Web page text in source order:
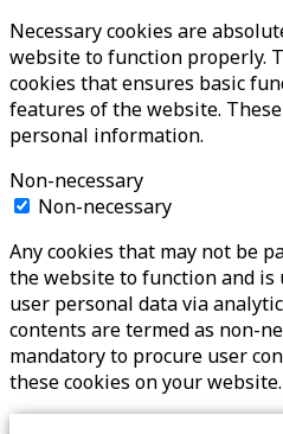
Necessary cookies are
website to function properly.
cookies that ensures basic
features of the website.
personal information.
Non-necessary
Non-necessary
Any cookies that may not be
the website to function and is
user personal data via
contents are termed as non-
mandatory to procure user
these cookies on your website.